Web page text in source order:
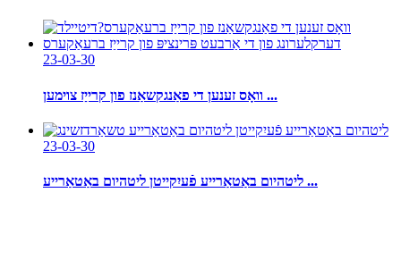
23-03-30
וואָס זענען די פאַנגקשאַנז פון קרייַז צוימען ...
23-03-30
ליטהיום באַטאַרייע פֿעיִקייטן ליטהיום באַטאַרייע ...